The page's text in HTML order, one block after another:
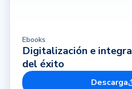
Ebooks
Digitalización e
del éxito
Descarga